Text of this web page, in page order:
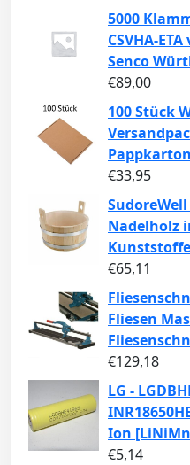
5000
CSVHA-
Senco
€89,00
100 Stück
€33,95
Nadelholz
€65,11
Fliesen
€129,18
LG -
Ion
€5,14